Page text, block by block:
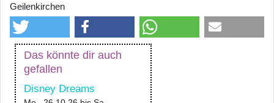
Geilenkirchen
Das könnte dir auch
gefallen
Disney Dreams